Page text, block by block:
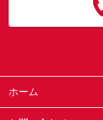
ホーム